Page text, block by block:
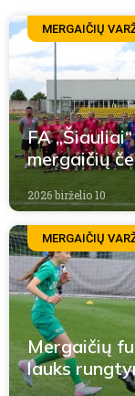
MERGAIČIŲ
FA
mergaičių
2026 birželio 10
MERGAIČIŲ
Mergaičių
lauks